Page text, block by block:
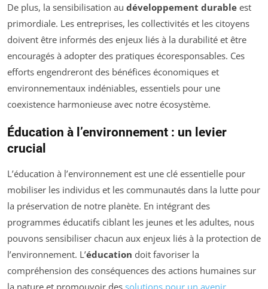
De plus, la sensibilisation au développement durable est
primordiale. Les entreprises, les collectivités et les citoyens
doivent être informés des enjeux liés à la durabilité et être
encouragés à adopter des pratiques écoresponsables. Ces
efforts engendreront des bénéfices économiques et
environnementaux indéniables, essentiels pour une
coexistence harmonieuse avec notre écosystème.
Éducation à l’environnement : un levier
crucial
L’éducation à l’environnement est une clé essentielle pour
mobiliser les individus et les communautés dans la lutte pour
la préservation de notre planète. En intégrant des
programmes éducatifs ciblant les jeunes et les adultes, nous
pouvons sensibiliser chacun aux enjeux liés à la protection de
l’environnement. L’éducation doit favoriser la
compréhension des conséquences des actions humaines sur
la nature et promouvoir des solutions pour un avenir